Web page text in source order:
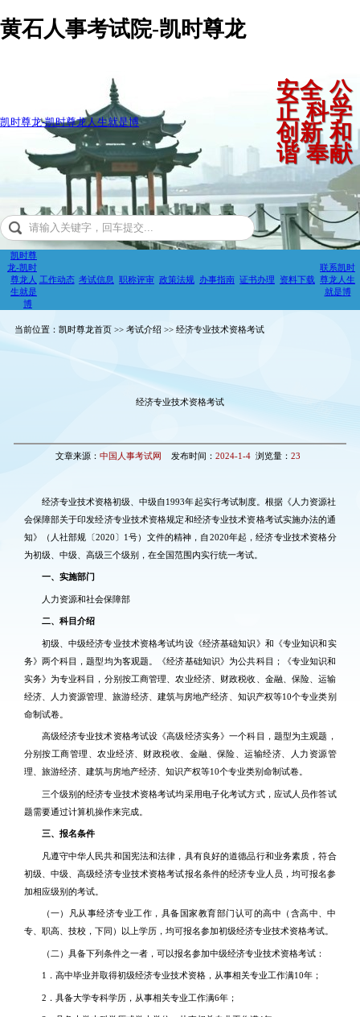
黄石人事考试院-凯时尊龙
凯时尊龙-凯时尊龙人生就是博
安全 公
正 科学
创新 和
谐 奉献
凯时尊
龙-凯时
尊龙人
生就是
博
工作动态 考试信息 职称评审 政策法规 办事指南 证书办理 资料下载
联系凯时
尊龙人生
就是博
当前位置：凯时尊龙首页 >> 考试介绍 >> 经济专业技术资格考试
经济专业技术资格考试
文章来源： 中国人事考试网 发布时间： 2024-1-4浏览量： 23
经济专业技术资格初级、中级自1993年起实行考试制度。根据《人力资源社
会保障部关于印发经济专业技术资格规定和经济专业技术资格考试实施办法的通
知》（人社部规〔2020〕1号）文件的精神，自2020年起，经济专业技术资格分
为初级、中级、高级三个级别，在全国范围内实行统一考试。
一、实施部门
人力资源和社会保障部
二、科目介绍
初级、中级经济专业技术资格考试均设《经济基础知识》和《专业知识和实
务》两个科目，题型均为客观题。《经济基础知识》为公共科目；《专业知识和
实务》为专业科目，分别按工商管理、农业经济、财政税收、金融、保险、运输
经济、人力资源管理、旅游经济、建筑与房地产经济、知识产权等10个专业类别
命制试卷。
高级经济专业技术资格考试设《高级经济实务》一个科目，题型为主观题，
分别按工商管理、农业经济、财政税收、金融、保险、运输经济、人力资源管
理、旅游经济、建筑与房地产经济、知识产权等10个专业类别命制试卷。
三个级别的经济专业技术资格考试均采用电子化考试方式，应试人员作答试
题需要通过计算机操作来完成。
三、报名条件
凡遵守中华人民共和国宪法和法律，具有良好的道德品行和业务素质，符合
初级、中级、高级经济专业技术资格考试报名条件的经济专业人员，均可报名参
加相应级别的考试。
（一）凡从事经济专业工作，具备国家教育部门认可的高中（含高中、中
专、职高、技校，下同）以上学历，均可报名参加初级经济专业技术资格考试。
（二）具备下列条件之一者，可以报名参加中级经济专业技术资格考试：
1．高中毕业并取得初级经济专业技术资格，从事相关专业工作满10年；
2．具备大学专科学历，从事相关专业工作满6年；